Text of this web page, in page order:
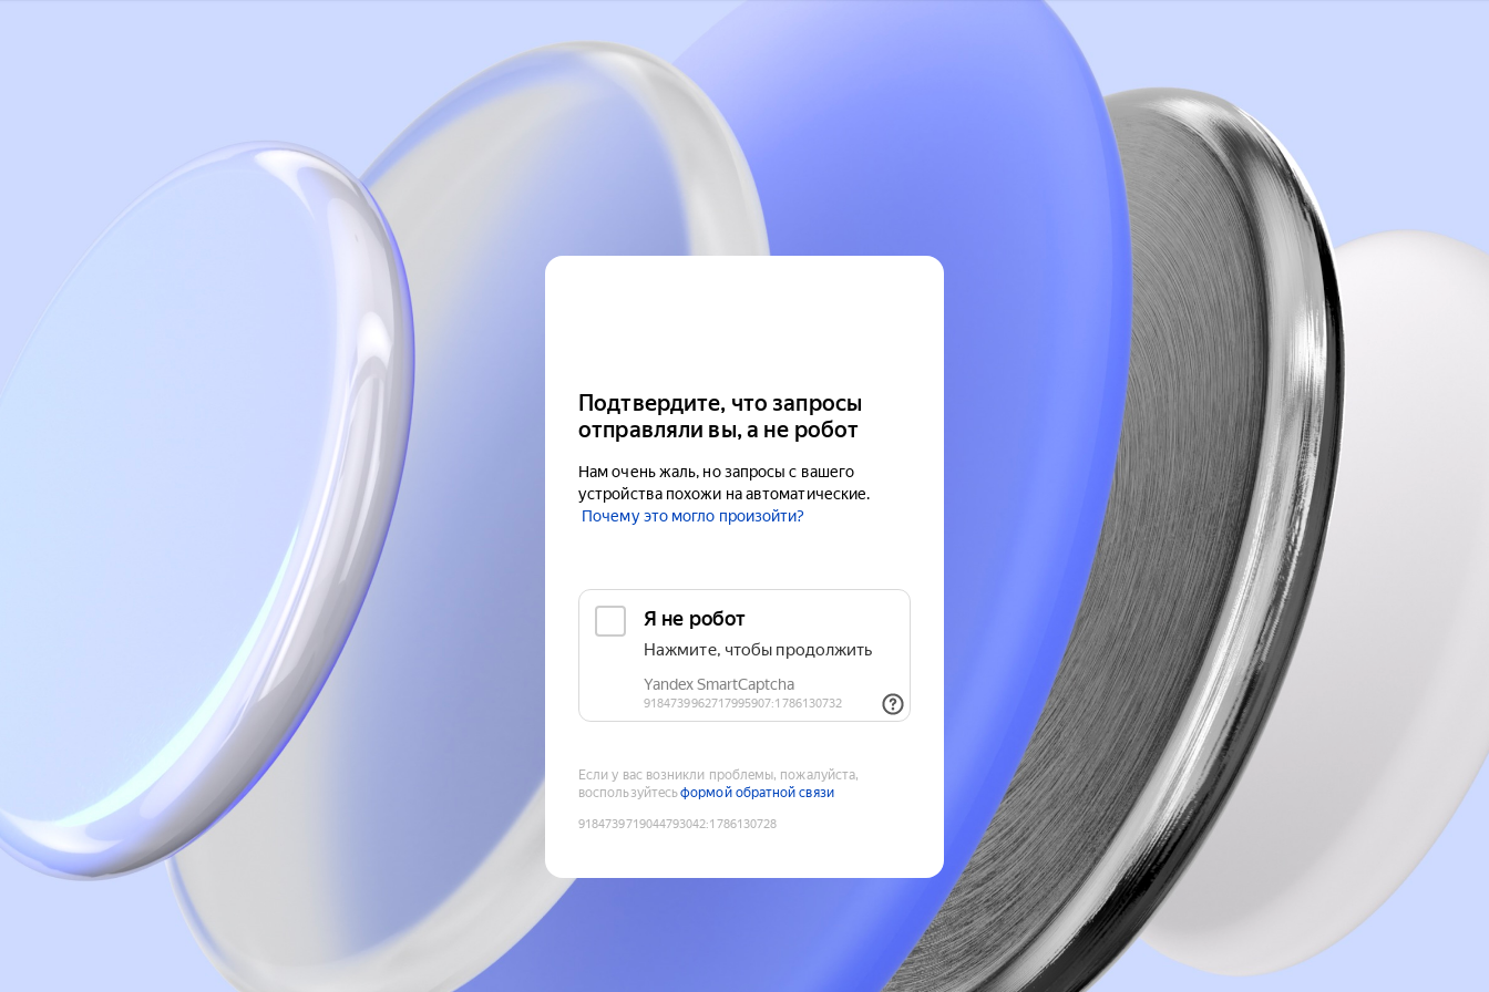
Подтвердите, что запросы
отправляли вы, а не робот
Нам очень жаль, но запросы с вашего
устройства похожи на автоматические.
Почему это могло произойти?
Если у вас возникли проблемы, пожалуйста,
воспользуйтесьформой обратной связи
9184739719044793042:1786130728